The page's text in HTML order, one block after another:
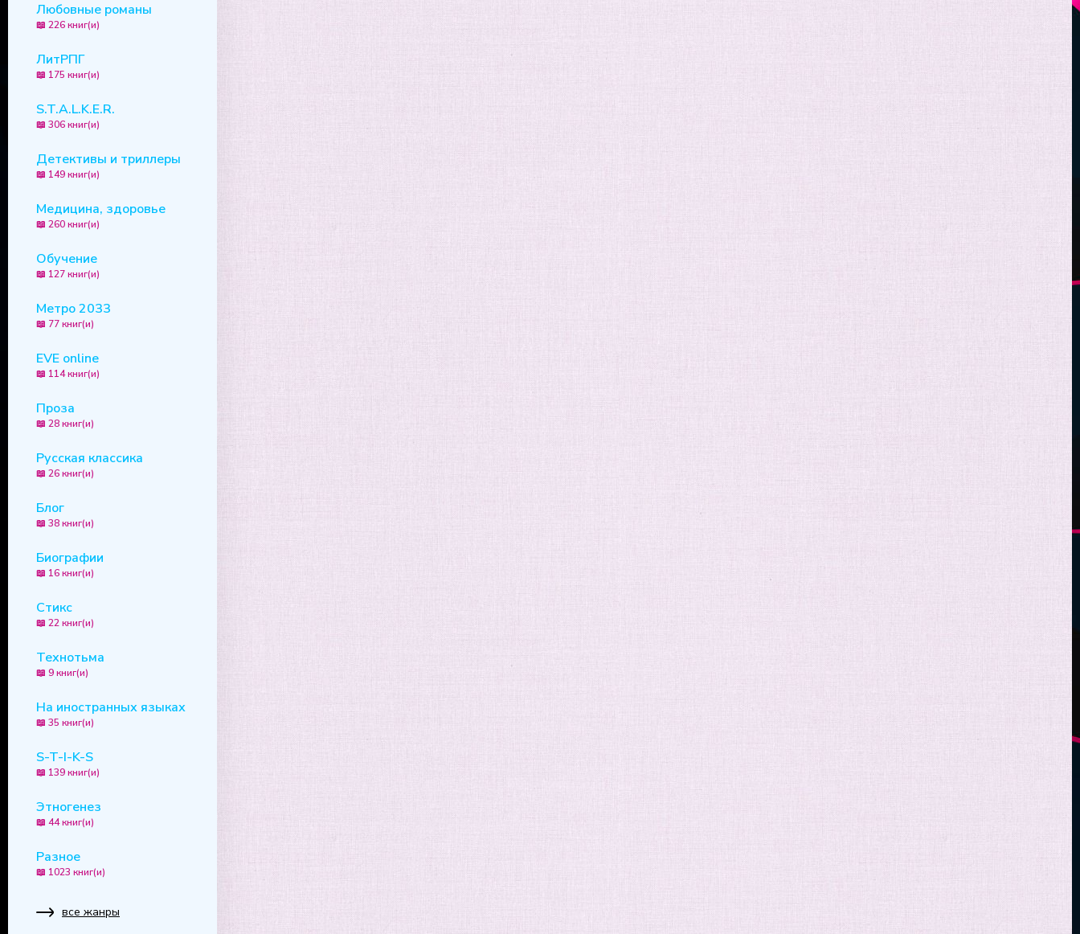
Любовные романы
📖 226 книг(и)
ЛитРПГ
📖 175 книг(и)
S.T.A.L.K.E.R.
📖 306 книг(и)
Детективы и триллеры
📖 149 книг(и)
Медицина, здоровье
📖 260 книг(и)
Обучение
📖 127 книг(и)
Метро 2033
📖 77 книг(и)
EVE online
📖 114 книг(и)
Проза
📖 28 книг(и)
Русская классика
📖 26 книг(и)
Блог
📖 38 книг(и)
Биографии
📖 16 книг(и)
Стикс
📖 22 книг(и)
Технотьма
📖 9 книг(и)
На иностранных языках
📖 35 книг(и)
S-T-I-K-S
📖 139 книг(и)
Этногенез
📖 44 книг(и)
Разное
📖 1023 книг(и)
все жанры